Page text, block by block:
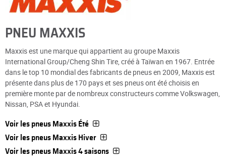
PNEU MAXXIS
Maxxis est une marque qui appartient au groupe Maxxis
International Group/Cheng Shin Tire, créé à Taïwan en 1967. Entrée
dans le top 10 mondial des fabricants de pneus en 2009, Maxxis est
présente dans plus de 170 pays et ses pneus ont été choisis en
première monte par de nombreux constructeurs comme Volkswagen,
Nissan, PSA et Hyundai.
Voir les pneus Maxxis Été
Voir les pneus Maxxis Hiver
Voir les pneus Maxxis 4 saisons